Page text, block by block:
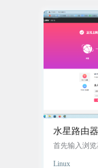
水星路由
首先输入浏览
上网方式，
Linux